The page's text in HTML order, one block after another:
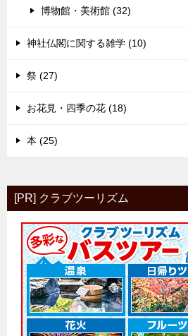
博物館・美術館 (32)
神社仏閣に関する雑学 (10)
祭 (27)
お花見・四季の花 (18)
本 (25)
[PR] クラブツーリズム